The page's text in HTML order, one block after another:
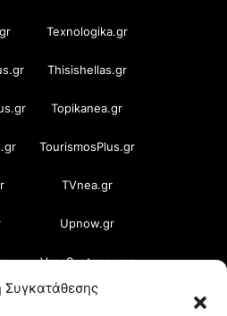
Συγκατάθεσης
Texnologika.gr
Thisishellas.gr
Topikanea.gr
TourismosPlus.gr
TVnea.gr
Upnow.gr
VresSyntages.gr
Xristianika.gr